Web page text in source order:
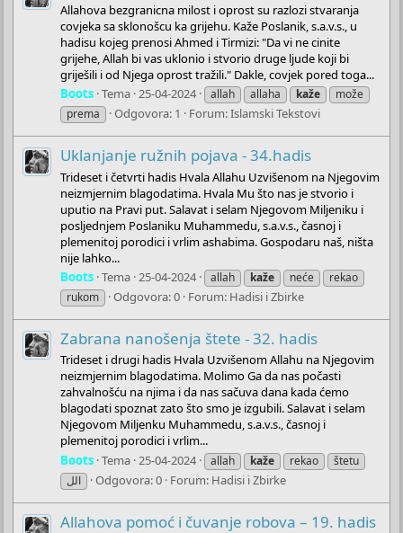
Allahova bezgranicna milost i oprost su razlozi stvaranja
covjeka sa sklonošcu ka grijehu. Kaže Poslanik, s.a.v.s., u
hadisu kojeg prenosi Ahmed i Tirmizi: "Da vi ne cinite
grijehe, Allah bi vas uklonio i stvorio druge ljude koji bi
griješili i od Njega oprost tražili." Dakle, covjek pored toga...
Boots Tema 25-04-2024 allah allaha kaže
može
prema
Odgovora: 1 Forum:Islamski Tekstovi
Uklanjanje ružnih pojava - 34.hadis
Trideset i četvrti hadis Hvala Allahu Uzvišenom na Njegovim
neizmjernim blagodatima. Hvala Mu što nas je stvorio i
uputio na Pravi put. Salavat i selam Njegovom Miljeniku i
posljednjem Poslaniku Muhammedu, s.a.v.s., časnoj i
plemenitoj porodici i vrlim ashabima. Gospodaru naš, ništa
nije lahko...
Boots Tema 25-04-2024 allah kaže neće
rekao
rukom
Odgovora: 0 Forum: Hadisi i Zbirke
Zabrana nanošenja štete - 32. hadis
Trideset i drugi hadis Hvala Uzvišenom Allahu na Njegovim
neizmjernim blagodatima. Molimo Ga da nas počasti
zahvalnošću na njima i da nas sačuva dana kada ćemo
blagodati spoznat zato što smo je izgubili. Salavat i selam
Njegovom Miljenku Muhammedu, s.a.v.s., časnoj i
plemenitoj porodici i vrlim...
Boots Tema 25-04-2024 allah kaže rekao
štetu
الل
Odgovora: 0 Forum: Hadisi i Zbirke
Allahova pomoć i čuvanje robova – 19. hadis